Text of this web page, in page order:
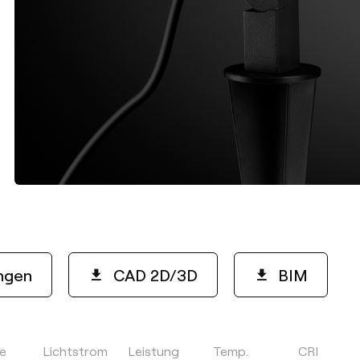
CAD 2D/3D BIM
Lichtstrom Leistung Temp. CRI